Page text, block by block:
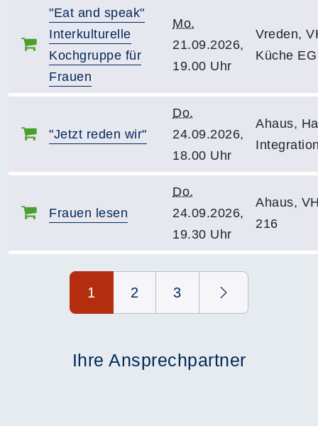
"Eat and speak"
Interkulturelle
Kochgruppe für
Frauen
Mo.
21.09.2026,
19.00 Uhr
Vreden,
Küche
"Jetzt reden wir"
Do.
24.09.2026,
18.00 Uhr
Ahaus,
Frauen lesen
Do.
24.09.2026,
19.30 Uhr
Ahaus,
216
1 2 3
Ihre Ansprechpartner